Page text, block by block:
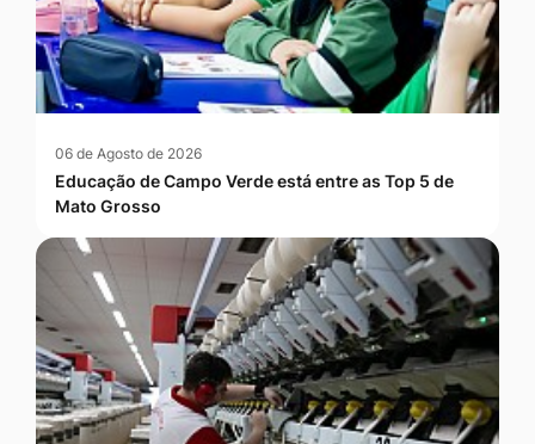
06 de Agosto de 2026
Educação de Campo Verde está entre as Top 5 de
Mato Grosso